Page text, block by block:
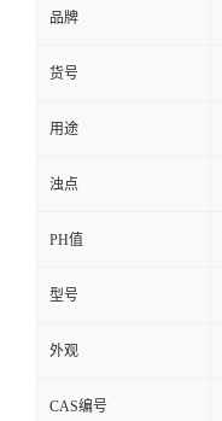
品牌
货号
用途
浊点
PH值
型号
外观
CAS编号